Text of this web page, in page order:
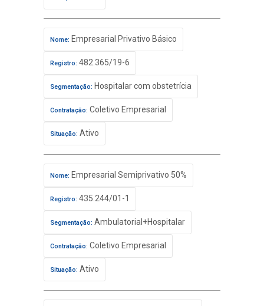
Nome: Empresarial Privativo Básico
Registro: 482.365/19-6
Segmentação: Hospitalar com obstetrícia
Contratação: Coletivo Empresarial
Situação: Ativo
Nome: Empresarial Semiprivativo 50%
Registro: 435.244/01-1
Segmentação: Ambulatorial+Hospitalar
Contratação: Coletivo Empresarial
Situação: Ativo